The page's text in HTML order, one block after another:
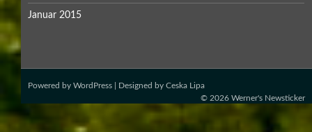
Januar 2015
Powered by WordPress | Designed by Ceska Lipa
© 2026 Werner's Newsticker